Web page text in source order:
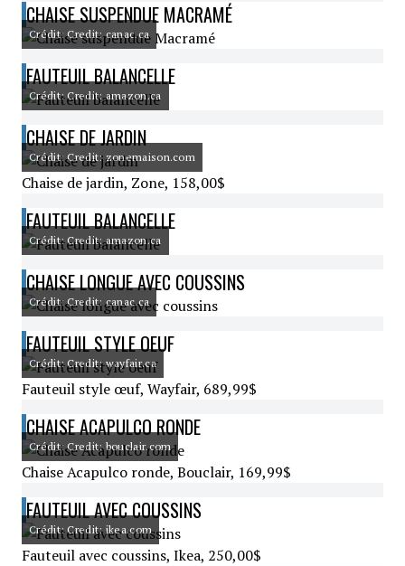
CHAISE SUSPENDUE MACRAMÉ
Crédit: Credit: canac.ca
FAUTEUIL BALANCELLE
Crédit: Credit: amazon.ca
CHAISE DE JARDIN
Crédit: Credit: zonemaison.com
Chaise de jardin, Zone, 158,00$
FAUTEUIL BALANCELLE
Crédit: Credit: amazon.ca
CHAISE LONGUE AVEC COUSSINS
Crédit: Credit: canac.ca
FAUTEUIL STYLE OEUF
Crédit: Credit: wayfair.ca
Fauteuil style œuf, Wayfair, 689,99$
CHAISE ACAPULCO RONDE
Crédit: Credit: bouclair.com
Chaise Acapulco ronde, Bouclair, 169,99$
FAUTEUIL AVEC COUSSINS
Crédit: Credit: ikea.com
Fauteuil avec coussins, Ikea, 250,00$